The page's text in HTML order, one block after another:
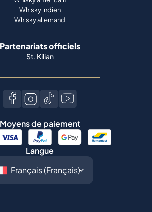
Whisky indien
Whisky allemand
Partenariats officiels
St. Kilian
Moyens de paiement
Langue